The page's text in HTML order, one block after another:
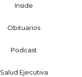
Inside
Obituarios
Podcast
Salud Ejecutiva